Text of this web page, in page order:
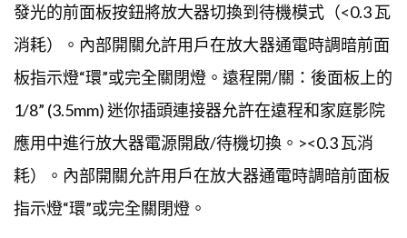
發光的前面板按鈕將放大器切換到待機模式（<0.3 瓦
消耗）。內部開關允許用戶在放大器通電時調暗前面
板指示燈“環”或完全關閉燈。遠程開/關：後面板上的
1/8” (3.5mm) 迷你插頭連接器允許在遠程和家庭影院
應用中進行放大器電源開啟/待機切換。><0.3 瓦消
耗）。內部開關允許用戶在放大器通電時調暗前面板
指示燈“環”或完全關閉燈。